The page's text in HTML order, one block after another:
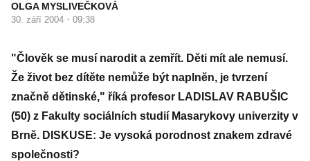
OLGA MYSLIVEČKOVÁ
30. září 2004 · 09:38
"Člověk se musí narodit a zemřít. Děti mít ale nemusí.
Že život bez dítěte nemůže být naplněn, je tvrzení
značně dětinské," říká profesor LADISLAV RABUŠIC
(50) z Fakulty sociálních studií Masarykovy univerzity v
Brně. DISKUSE: Je vysoká porodnost znakem zdravé
společnosti?